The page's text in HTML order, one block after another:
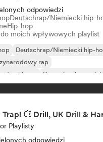
odpowiedzi
Deutschrap/Niemiecki hip-
Hip-hop
moich wpływowych playlist
Deutschrap/Niemiecki hip-
rap
pop
Rap w języku
Playlisty
odpowiedzi